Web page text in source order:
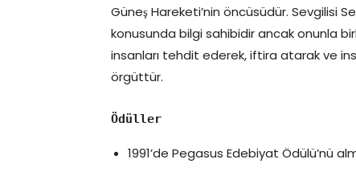
Güneş Hareketi’nin öncüsüdür. Sevgilisi
konusunda bilgi sahibidir ancak onunla
insanları tehdit ederek, iftira atarak ve
örgüttür.
Ödüller
1991’de Pegasus Edebiyat Ödülü’nü